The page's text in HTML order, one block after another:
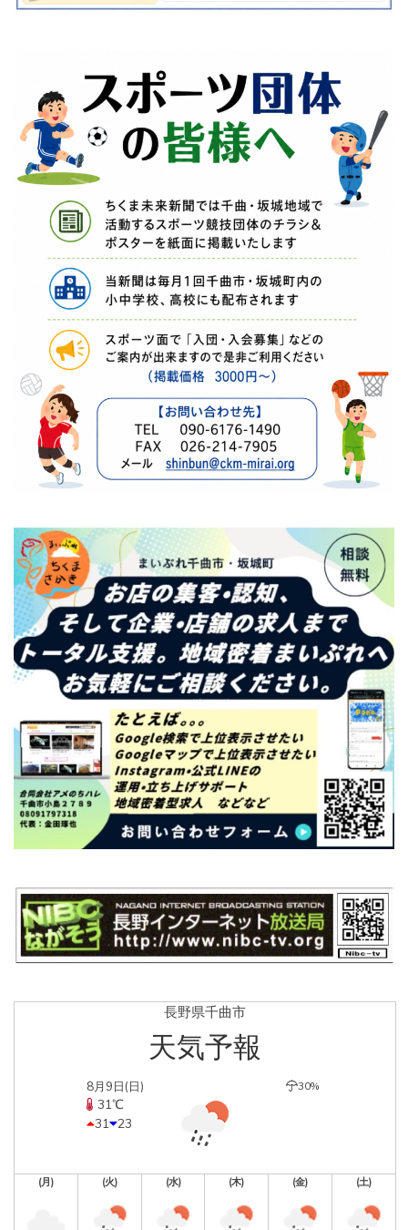
長野県千曲市
天気予報
8月9日(日)
31℃
31 23
30%
(月) (火) (水) (木) (金) (土)